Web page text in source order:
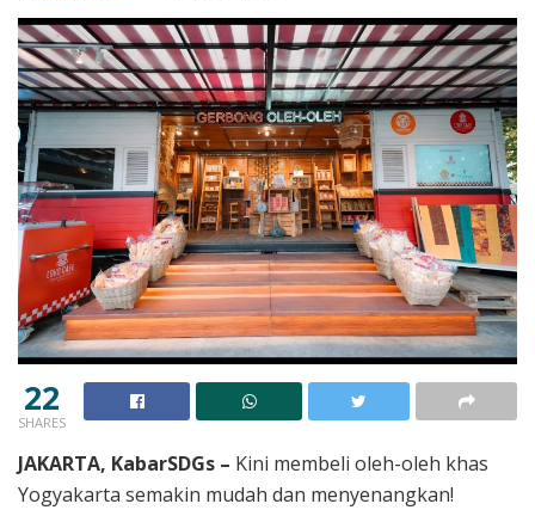
22
SHARES
JAKARTA, KabarSDGs – Kini membeli oleh-oleh khas
Yogyakarta semakin mudah dan menyenangkan!